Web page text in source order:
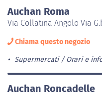
Auchan Roma
Via Collatina Angolo Via
Chiama questo negozio
Supermercati Orari e
Auchan Roncadelle